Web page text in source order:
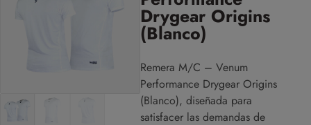
Drygear Origins
(Blanco)
Remera M/C – Venum
Performance Drygear Origins
(Blanco), diseñada para
satisfacer las demandas de